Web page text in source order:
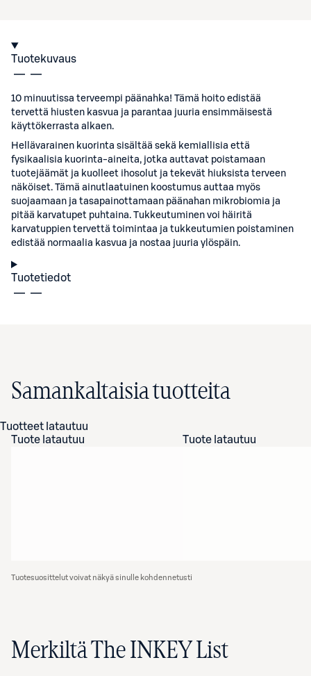
Tuotekuvaus
10 minuutissa terveempi päänahka! Tämä hoito edistää
tervettä hiusten kasvua ja parantaa juuria ensimmäisestä
käyttökerrasta alkaen.
Hellävarainen kuorinta sisältää sekä kemiallisia että
fysikaalisia kuorinta-aineita, jotka auttavat poistamaan
tuotejäämät ja kuolleet ihosolut ja tekevät hiuksista terveen
näköiset. Tämä ainutlaatuinen koostumus auttaa myös
suojaamaan ja tasapainottamaan päänahan mikrobiomia ja
pitää karvatupet puhtaina. Tukkeutuminen voi häiritä
karvatuppien tervettä toimintaa ja tukkeutumien poistaminen
edistää normaalia kasvua ja nostaa juuria ylöspäin.
Tuotetiedot
Samankaltaisia tuotteita
Tuotteet latautuu
Tuote latautuu
Tuote latautuu
Tuotesuosittelut voivat näkyä sinulle kohdennetusti
Merkiltä The INKEY List